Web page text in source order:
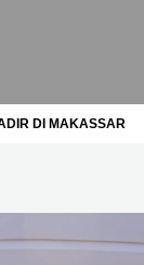
DI MAKASSAR